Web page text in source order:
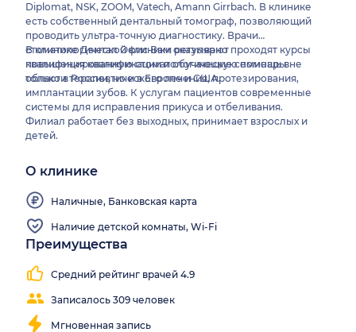
Diplomat, NSK, ZOOM, Vatech, Amann Girrbach. В клинике
есть собственный дентальный томограф, позволяющий
проводить ультра-точную диагностику. Врачи
стоматологической клиники регулярно проходят курсы
повышения квалификации и обучающие семинары не
только в России, но и в Европе и США.
В клинике Дентал Офис Вам оказывают
квалифицированную стоматологическую помощь в
области терапевтического лечения, протезирования,
имплантации зубов. К услугам пациентов современные
системы для исправления прикуса и отбеливания.
Филиал работает без выходных, принимает взрослых и
детей.
О клинике
Наличные, Банковская карта
Наличие детской комнаты, Wi-Fi
Преимущества
Средний рейтинг врачей 4.9
Записалось 309 человек
Мгновенная запись
Работаем
выходные